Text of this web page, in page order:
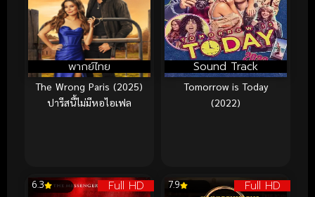
พากย์ไทย
The Wrong Paris (2025)
ปารีสนี้ไม่มีหอไอเฟล
Sound Track
Tomorrow is Today
(2022)
Full HD
6.3 Full HD
7.9